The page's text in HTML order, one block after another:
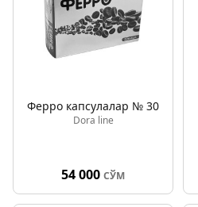
Ферро капсулалар № 30
Dora line
54 000 СЎМ